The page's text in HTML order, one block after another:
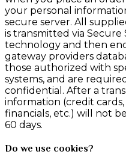
your personal
secure server. All
is transmitted via Secure
technology and then
gateway providers
those authorized with
systems, and are
confidential. After a
information (credit
financials, etc.) will not
60 days.
Do we use cookies?